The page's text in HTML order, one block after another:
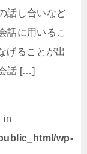
話し合いなど
話に用いるこ
げることが出
話 […]
in
wp-